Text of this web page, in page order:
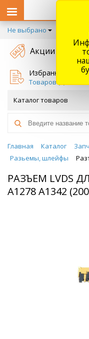
Не выбрано
Акции
Избранное
Товаров (
Каталог товаров
Главная Каталог
Разьемы, шлейфы
РАЗЪЕМ LVDS
A1278 A1342